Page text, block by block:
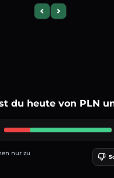
Previous slide
Next slide
du heute von PLN
nur zu